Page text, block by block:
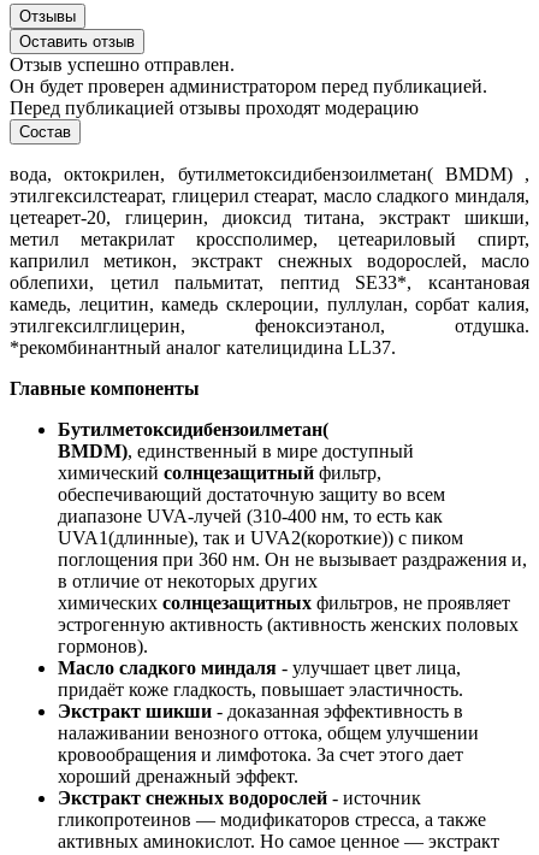
Отзывы
Оставить отзыв
Отзыв успешно отправлен.
Он будет проверен администратором перед публикацией.
Перед публикацией отзывы проходят модерацию
Состав
вода, октокрилен, бутилметоксидибензоилметан( BMDM) ,
этилгексилстеарат, глицерил стеарат, масло сладкого миндаля,
цетеарет-20, глицерин, диоксид титана, экстракт шикши,
метил метакрилат кроссполимер, цетеариловый спирт,
каприлил метикон, экстракт снежных водорослей, масло
облепихи, цетил пальмитат, пептид SE33*, ксантановая
камедь, лецитин, камедь склероции, пуллулан, сорбат калия,
этилгексилглицерин, феноксиэтанол, отдушка.
*рекомбинантный аналог кателицидина LL37.
Главные компоненты
Бутилметоксидибензоилметан(
BMDM), единственный в мире доступный
химический солнцезащитный фильтр,
обеспечивающий достаточную защиту во всем
диапазоне UVA-лучей (310-400 нм, то есть как
UVA1(длинные), так и UVA2(короткие)) с пиком
поглощения при 360 нм. Он не вызывает раздражения и,
в отличие от некоторых других
химических солнцезащитных фильтров, не проявляет
эстрогенную активность (активность женских половых
гормонов).
Масло сладкого миндаля - улучшает цвет лица,
придаёт коже гладкость, повышает эластичность.
Экстракт шикши - доказанная эффективность в
налаживании венозного оттока, общем улучшении
кровообращения и лимфотока. За счет этого дает
хороший дренажный эффект.
Экстракт снежных водорослей - источник
гликопротеинов — модификаторов стресса, а также
активных аминокислот. Но самое ценное — экстракт